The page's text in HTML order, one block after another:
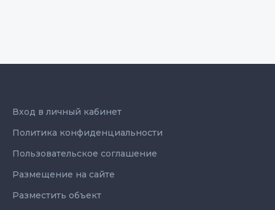
Вход в личный кабинет
Политика конфиденциальности
Пользовательское соглашение
Размещение на сайте
Разместить объект